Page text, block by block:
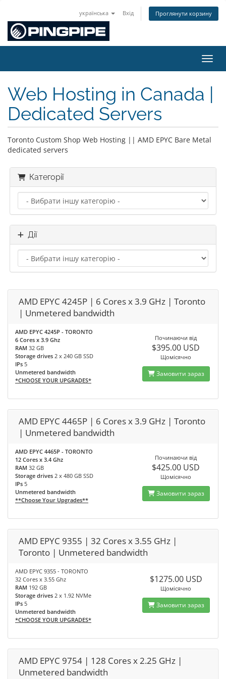
українська Вхід Проглянути корзину
Web Hosting in Canada |
Dedicated Servers
Toronto Custom Shop Web Hosting || AMD EPYC Bare Metal
dedicated servers
Категорії
Дії
AMD EPYC 4245P | 6 Cores x 3.9 GHz | Toronto
| Unmetered bandwidth
AMD EPYC 4245P - TORONTO
6 Cores x 3.9 Ghz
RAM 32 GB
Storage drives 2 x 240 GB SSD
IPs 5
Unmetered bandwidth
*CHOOSE YOUR UPGRADES*
Починаючи від
$395.00 USD
Щомісячно
Замовити зараз
AMD EPYC 4465P | 6 Cores x 3.9 GHz | Toronto
| Unmetered bandwidth
AMD EPYC 4465P - TORONTO
12 Cores x 3.4 Ghz
RAM 32 GB
Storage drives 2 x 480 GB SSD
IPs 5
Unmetered bandwidth
**Choose Your Upgrades**
Починаючи від
$425.00 USD
Щомісячно
Замовити зараз
AMD EPYC 9355 | 32 Cores x 3.55 GHz |
Toronto | Unmetered bandwidth
AMD EPYC 9355 - TORONTO
32 Cores x 3.55 Ghz
RAM 192 GB
Storage drives 2 x 1.92 NVMe
IPs 5
Unmetered bandwidth
*CHOOSE YOUR UPGRADES*
$1275.00 USD
Щомісячно
Замовити зараз
AMD EPYC 9754 | 128 Cores x 2.25 GHz |
Unmetered bandwidth